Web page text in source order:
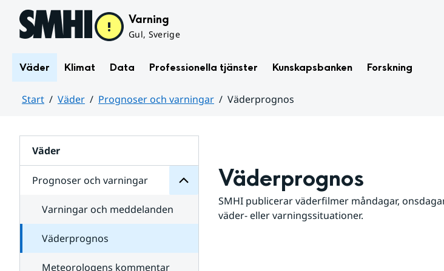
Hoppa till sidans innehåll Varning
Gul, Sverige
Väder Klimat Data Professionella tjänster Kunskapsbanken Forskning
Start Väder Prognoser och varningar
Väderprognos
Väder
Prognoser och varningar
för
varningar
Varningar och meddelanden
Väderprognos
Meteorologens kommentar
Väderprognos
SMHI publicerar väderfilmer måndagar,
väder- eller varningssituationer.